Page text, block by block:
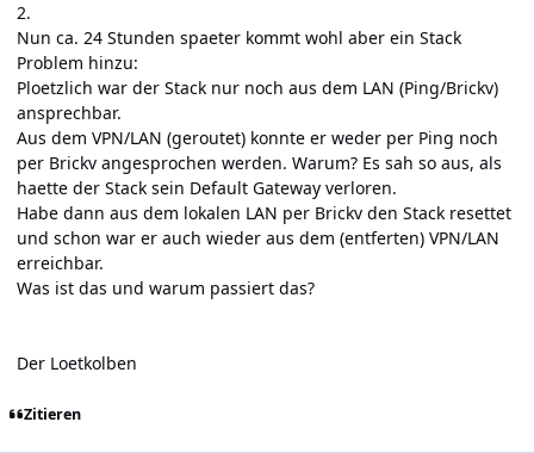
2.
Nun ca. 24 Stunden spaeter kommt wohl aber ein Stack
Problem hinzu:
Ploetzlich war der Stack nur noch aus dem LAN (Ping/Brickv)
ansprechbar.
Aus dem VPN/LAN (geroutet) konnte er weder per Ping noch
per Brickv angesprochen werden. Warum? Es sah so aus, als
haette der Stack sein Default Gateway verloren.
Habe dann aus dem lokalen LAN per Brickv den Stack resettet
und schon war er auch wieder aus dem (entferten) VPN/LAN
erreichbar.
Was ist das und warum passiert das?
Der Loetkolben
Zitieren